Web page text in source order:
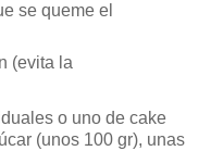
se queme el
(evita la
o uno de cake
(unos 100 gr), unas